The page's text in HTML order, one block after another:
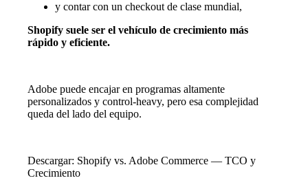
y contar con un checkout de clase mundial,
Shopify suele ser el vehículo de crecimiento más
rápido y eficiente.
Adobe puede encajar en programas altamente
personalizados y control-heavy, pero esa complejidad
queda del lado del equipo.
Descargar: Shopify vs. Adobe Commerce — TCO y
Crecimiento